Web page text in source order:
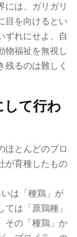
には、ガリガリ
目を向けるとい
ずれにせよ、自
物福祉を無視し
残るのは難しく
して行わ
ほとんどのブロ
が育種したもの
は「種鶏」が
は「原鶏種」
その「種鶏」か